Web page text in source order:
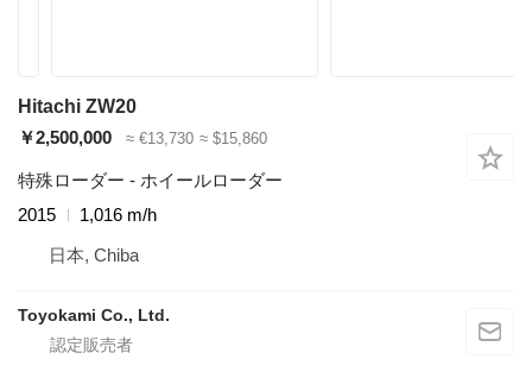
Hitachi ZW20
￥2,500,000
≈ €13,730 ≈ $15,860
特殊ローダー - ホイールローダー
2015
1,016 m/h
日本, Chiba
Toyokami Co., Ltd.